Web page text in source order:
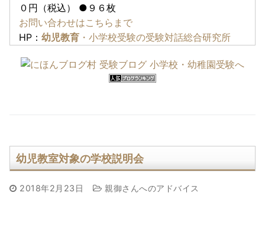
０円（税込） ●９６枚
お問い合わせはこちらまで
HP： 幼児教育 ・小学校受験の受験対話総合研究所
幼児教室対象の学校説明会
2018年2月23日 親御さんへのアドバイス